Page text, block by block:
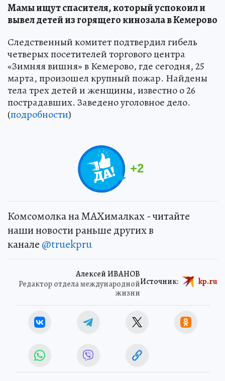
Мамы ищут спасителя, который успокоил и
вывел детей из горящего кинозала в Кемерово
Следственный комитет подтвердил гибель
четверых посетителей торгового центра
«Зимняя вишня» в Кемерово, где сегодня, 25
марта, произошел крупный пожар. Найдены
тела трех детей и женщины, известно о 26
пострадавших. Заведено уголовное дело.
(подробности)
+2
Комсомолка на MAXималках - читайте
наши новости раньше других в
канале @truekpru
Алексей ИВАНОВ
Редактор отдела международной
жизни
Источник: kp.ru